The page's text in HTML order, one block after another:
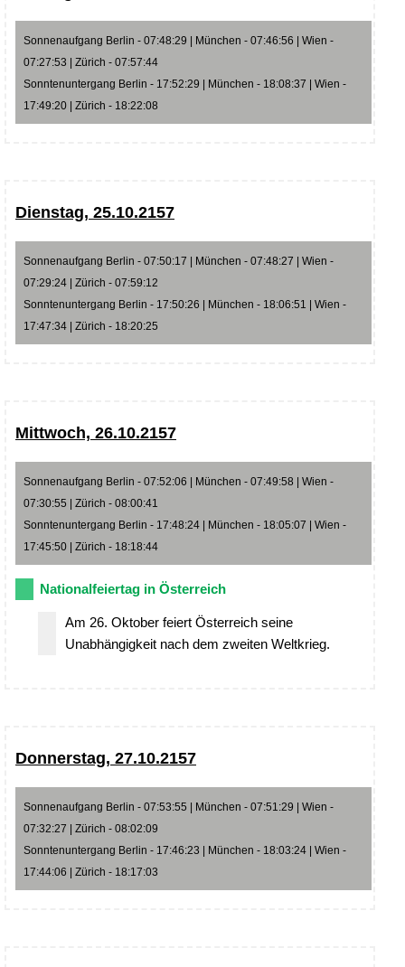
Sonnenaufgang Berlin - 07:48:29 | München - 07:46:56 | Wien -
07:27:53 | Zürich - 07:57:44
Sonntenuntergang Berlin - 17:52:29 | München - 18:08:37 | Wien -
17:49:20 | Zürich - 18:22:08
Dienstag, 25.10.2157
Sonnenaufgang Berlin - 07:50:17 | München - 07:48:27 | Wien -
07:29:24 | Zürich - 07:59:12
Sonntenuntergang Berlin - 17:50:26 | München - 18:06:51 | Wien -
17:47:34 | Zürich - 18:20:25
Mittwoch, 26.10.2157
Sonnenaufgang Berlin - 07:52:06 | München - 07:49:58 | Wien -
07:30:55 | Zürich - 08:00:41
Sonntenuntergang Berlin - 17:48:24 | München - 18:05:07 | Wien -
17:45:50 | Zürich - 18:18:44
Nationalfeiertag in Österreich
Am 26. Oktober feiert Österreich seine
Unabhängigkeit nach dem zweiten Weltkrieg.
Donnerstag, 27.10.2157
Sonnenaufgang Berlin - 07:53:55 | München - 07:51:29 | Wien -
07:32:27 | Zürich - 08:02:09
Sonntenuntergang Berlin - 17:46:23 | München - 18:03:24 | Wien -
17:44:06 | Zürich - 18:17:03